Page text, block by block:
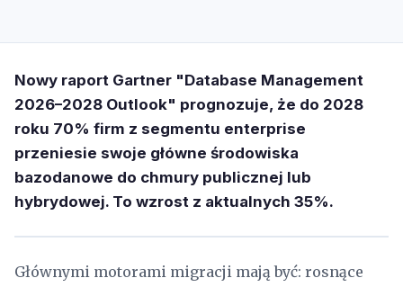
Nowy raport Gartner "Database Management
2026–2028 Outlook" prognozuje, że do 2028
roku 70% firm z segmentu enterprise
przeniesie swoje główne środowiska
bazodanowe do chmury publicznej lub
hybrydowej. To wzrost z aktualnych 35%.
Głównymi motorami migracji mają być: rosnące